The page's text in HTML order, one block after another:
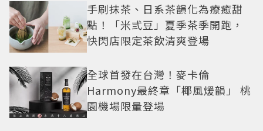
手刷抹茶、日系茶韻化為療癒甜
點！「米弎豆」夏季茶季開跑，
快閃店限定茶飲清爽登場
全球首發在台灣！麥卡倫
Harmony最終章「椰風煖韻」 桃
園機場限量登場